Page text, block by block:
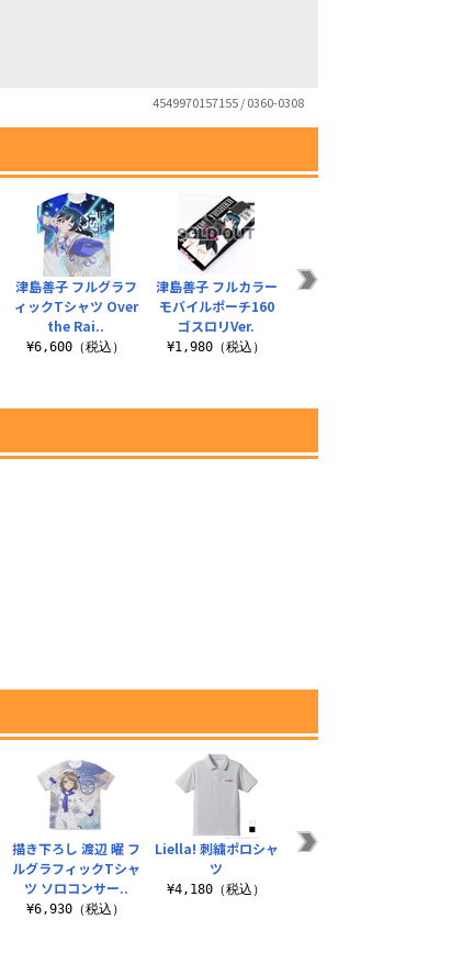
4549970157155 / 0360-0308
津島善子 フルグラフ
ィックTシャツ Over
the Rai..
¥6,600（税込）
津島善子 フルカラー
モバイルポーチ160
ゴスロリVer.
¥1,980（税込）
津島善子 アクリルス
描き下ろし 渡辺 曜 フ
ルグラフィックTシャ
ツ ソロコンサー..
¥6,930（税込）
Liella! 刺繍ポロシャ
ツ
¥4,180（税込）
私立結ヶ丘女子高等